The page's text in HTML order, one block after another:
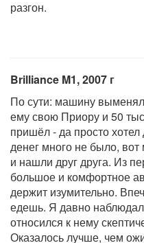
разгон.
Brilliance M1, 2007 г
По сути: машину
ему свою Приору и 50
пришёл - да просто
денег много не было,
и нашли друг друга. Из
большое и комфортное
держит изумительно.
едешь. Я давно
относился к нему
Оказалось лучше, чем